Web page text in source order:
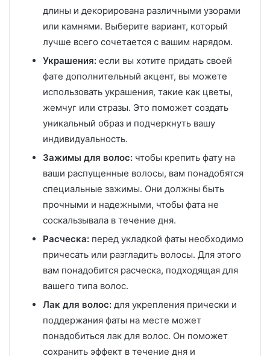
длины и декорирована различными узорами
или камнями. Выберите вариант, который
лучше всего сочетается с вашим нарядом.
Украшения: если вы хотите придать своей
фате дополнительный акцент, вы можете
использовать украшения, такие как цветы,
жемчуг или стразы. Это поможет создать
уникальный образ и подчеркнуть вашу
индивидуальность.
Зажимы для волос: чтобы крепить фату на
ваши распущенные волосы, вам понадобятся
специальные зажимы. Они должны быть
прочными и надежными, чтобы фата не
соскальзывала в течение дня.
Расческа: перед укладкой фаты необходимо
причесать или разгладить волосы. Для этого
вам понадобится расческа, подходящая для
вашего типа волос.
Лак для волос: для укрепления прически и
поддержания фаты на месте может
понадобиться лак для волос. Он поможет
сохранить эффект в течение дня и